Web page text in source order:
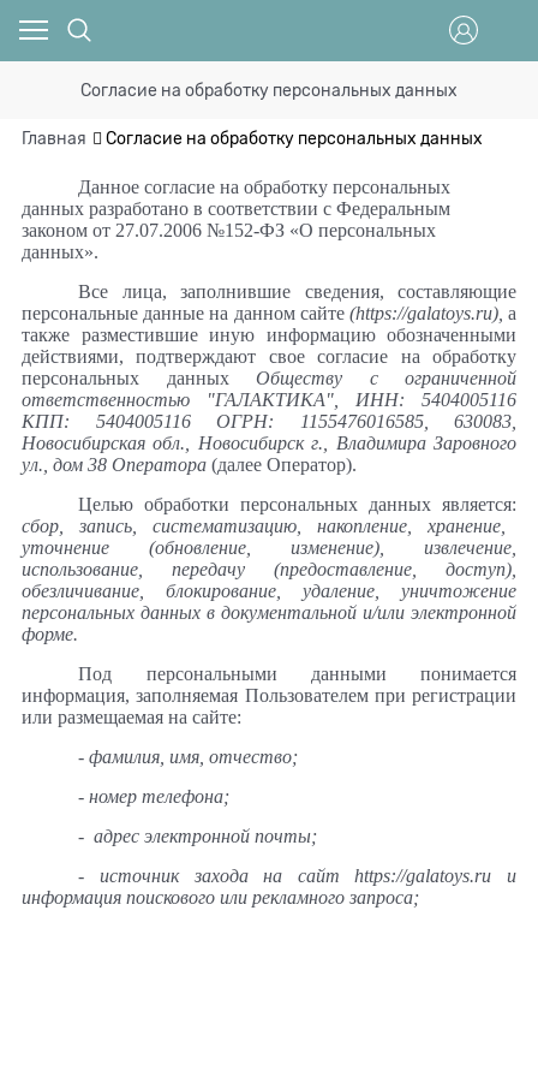
Согласие на обработку персональных данных
Главная Согласие на обработку персональных данных
Данное согласие на обработку персональных
данных разработано в соответствии с Федеральным
законом от 27.07.2006 №152-ФЗ «О персональных
данных».
Все лица, заполнившие сведения, составляющие
персональные данные на данном сайте (https://galatoys.ru), а
также разместившие иную информацию обозначенными
действиями, подтверждают свое согласие на обработку
персональных данных Обществу с ограниченной
ответственностью "ГАЛАКТИКА", ИНН: 5404005116
КПП: 5404005116 ОГРН: 1155476016585, 630083,
Новосибирская обл., Новосибирск г., Владимира Заровного
ул., дом 38 Оператора (далее Оператор).
Целью обработки персональных данных является:
сбор, запись, систематизацию, накопление, хранение,
уточнение (обновление, изменение), извлечение,
использование, передачу (предоставление, доступ),
обезличивание, блокирование, удаление, уничтожение
персональных данных в документальной и/или электронной
форме.
Под персональными данными понимается
информация, заполняемая Пользователем при регистрации
или размещаемая на сайте:
- фамилия, имя, отчество;
- номер телефона;
- адрес электронной почты;
- источник захода на сайт https://galatoys.ru и
информация поискового или рекламного запроса;